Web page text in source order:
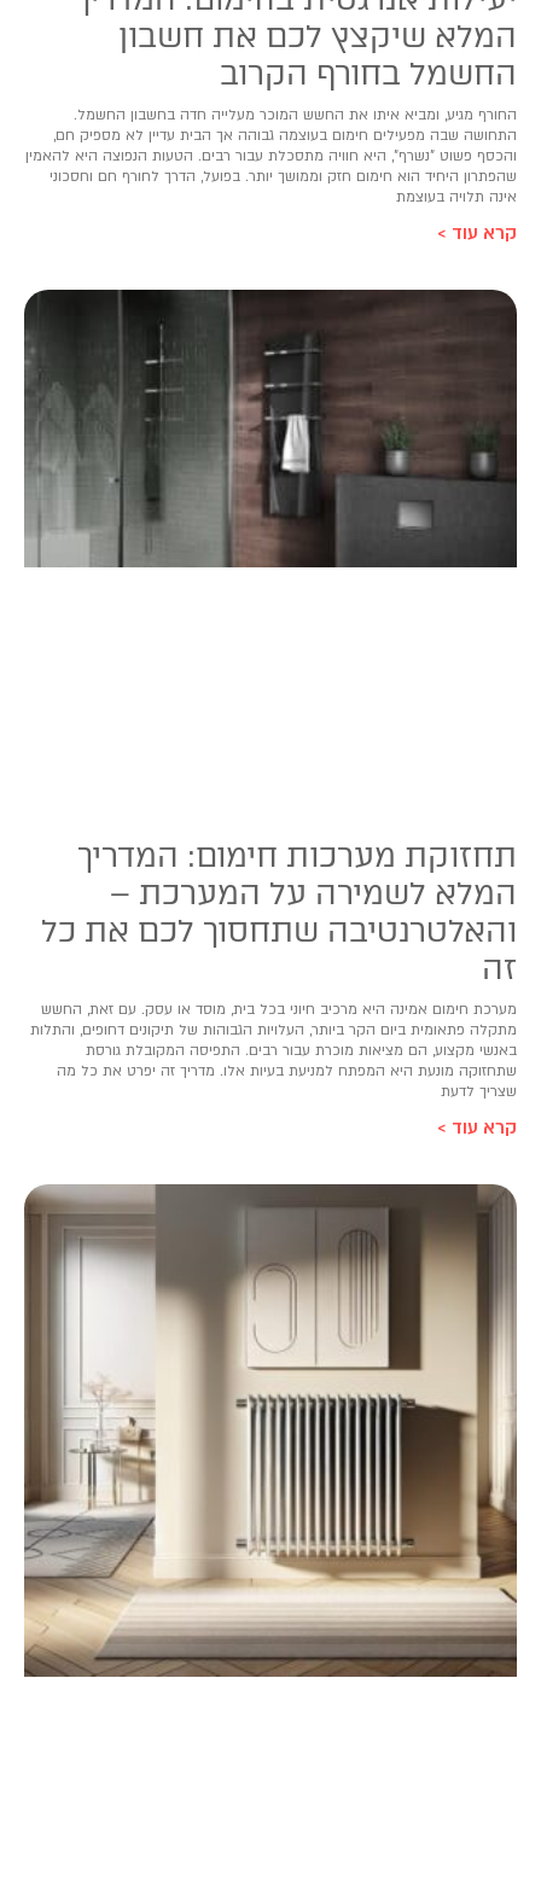
המלא שיקצץ לכם את חשבון
החשמל בחורף הקרוב
החורף מגיע, ומביא איתו את החשש המוכר מעלייה חדה בחשבון החשמל.
התחושה שבה מפעילים חימום בעוצמה גבוהה אך הבית עדיין לא מספיק חם,
והכסף פשוט "נשרף", היא חוויה מתסכלת עבור רבים. הטעות הנפוצה היא להאמין
שהפתרון היחיד הוא חימום חזק וממושך יותר. בפועל, הדרך לחורף חם וחסכוני
אינה תלויה בעוצמת
קרא עוד >
תחזוקת מערכות חימום: המדריך
המלא לשמירה על המערכת –
והאלטרנטיבה שתחסוך לכם את כל
זה
מערכת חימום אמינה היא מרכיב חיוני בכל בית, מוסד או עסק. עם זאת, החשש
מתקלה פתאומית ביום הקר ביותר, העלויות הגבוהות של תיקונים דחופים, והתלות
באנשי מקצוע, הם מציאות מוכרת עבור רבים. התפיסה המקובלת גורסת
שתחזוקה מונעת היא המפתח למניעת בעיות אלו. מדריך זה יפרט את כל מה
שצריך לדעת
קרא עוד >